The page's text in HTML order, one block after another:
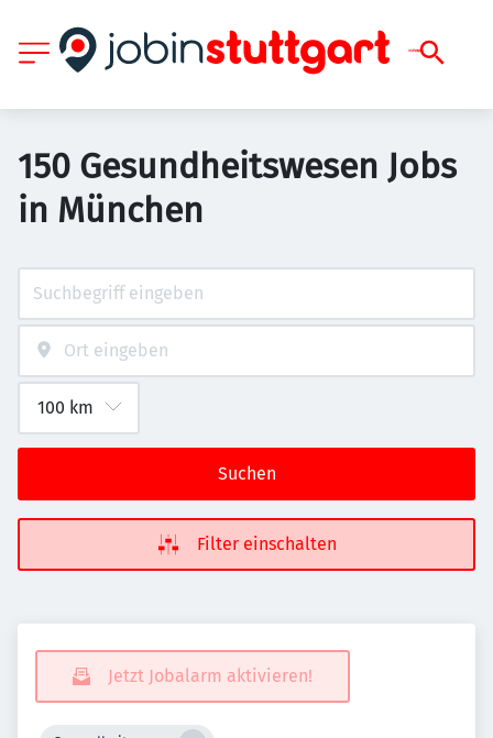
150 Gesundheitswesen Jobs
in München
Suchen
Filter einschalten
Jetzt Jobalarm aktivieren!